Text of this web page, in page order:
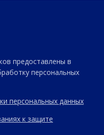
предоставлены в
персональных
персональных данных
к защите